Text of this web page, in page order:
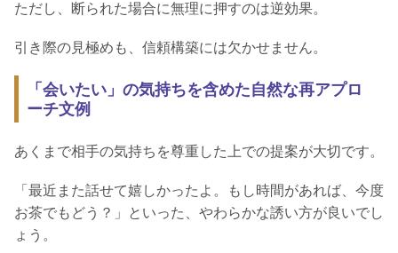
ただし、断られた場合に無理に押すのは逆効果。
引き際の見極めも、信頼構築には欠かせません。
「会いたい」の気持ちを含めた自然な再アプロ
ーチ文例
あくまで相手の気持ちを尊重した上での提案が大切です。
「最近また話せて嬉しかったよ。もし時間があれば、今度
お茶でもどう？」といった、やわらかな誘い方が良いでし
ょう。